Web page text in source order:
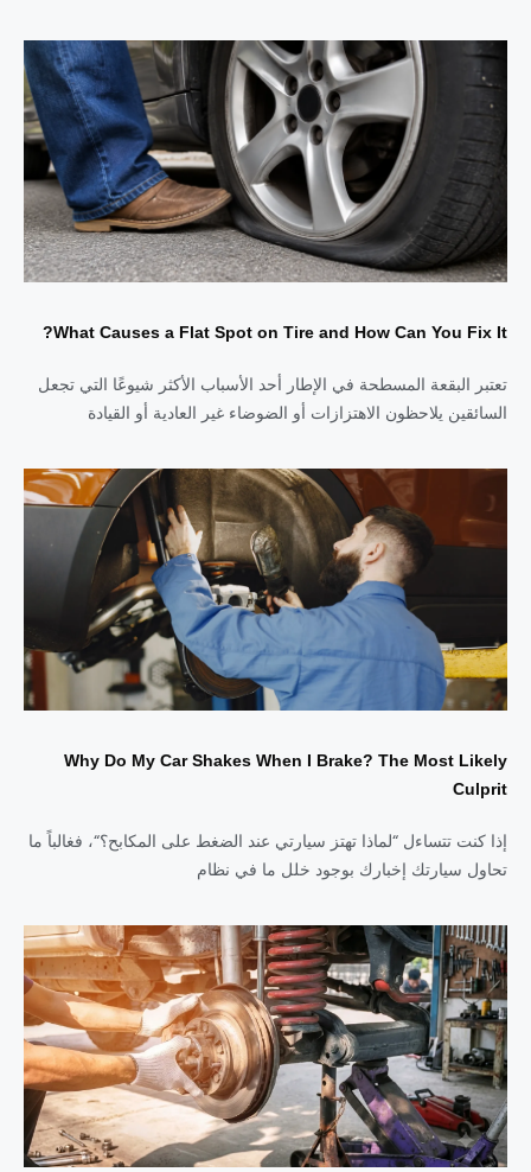
What Causes a Flat Spot on Tire and How Can You Fix It?
تعتبر البقعة المسطحة في الإطار أحد الأسباب الأكثر شيوعًا التي تجعل
السائقين يلاحظون الاهتزازات أو الضوضاء غير العادية أو القيادة
Why Do My Car Shakes When I Brake? The Most Likely
Culprit
إذا كنت تتساءل “لماذا تهتز سيارتي عند الضغط على المكابح؟“، فغالباً ما
تحاول سيارتك إخبارك بوجود خلل ما في نظام